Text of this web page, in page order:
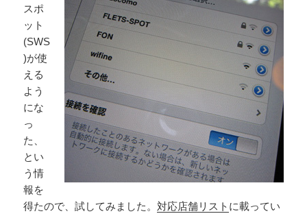
スポ
ット
(SWS
)が使
える
よう
にな
っ
た、
とい
う情
報を
得たので、試してみました。対応店舗リスト に載ってい